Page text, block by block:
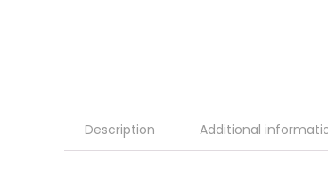
Description Additional